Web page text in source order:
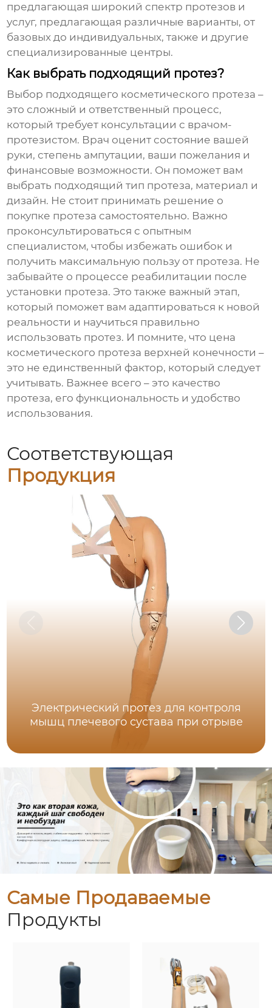
предлагающая широкий спектр протезов и
услуг, предлагающая различные варианты, от
базовых до индивидуальных, также и другие
специализированные центры.
Как выбрать подходящий протез?
Выбор подходящего косметического протеза –
это сложный и ответственный процесс,
который требует консультации с врачом-
протезистом. Врач оценит состояние вашей
руки, степень ампутации, ваши пожелания и
финансовые возможности. Он поможет вам
выбрать подходящий тип протеза, материал и
дизайн. Не стоит принимать решение о
покупке протеза самостоятельно. Важно
проконсультироваться с опытным
специалистом, чтобы избежать ошибок и
получить максимальную пользу от протеза. Не
забывайте о процессе реабилитации после
установки протеза. Это также важный этап,
который поможет вам адаптироваться к новой
реальности и научиться правильно
использовать протез. И помните, что цена
косметического протеза верхней конечности –
это не единственный фактор, который следует
учитывать. Важнее всего – это качество
протеза, его функциональность и удобство
использования.
Соответствующая
Продукция
Электрический протез для контроля
мышц плечевого сустава при отрыве
Самые Продаваемые
Продукты